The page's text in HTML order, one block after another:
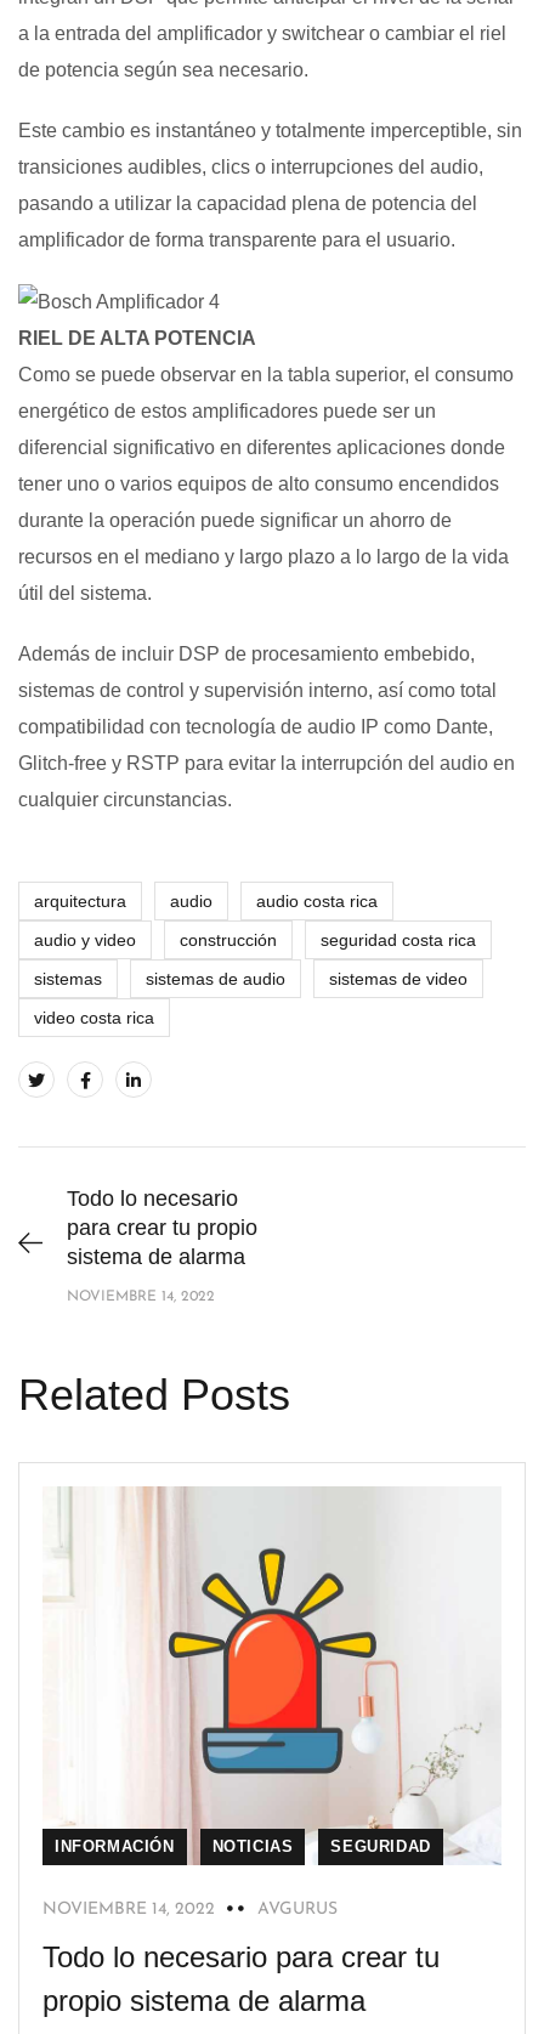
a la entrada del amplificador y switchear o cambiar el riel
de potencia según sea necesario.
Este cambio es instantáneo y totalmente imperceptible, sin
transiciones audibles, clics o interrupciones del audio,
pasando a utilizar la capacidad plena de potencia del
amplificador de forma transparente para el usuario.
RIEL DE ALTA POTENCIA
Como se puede observar en la tabla superior, el consumo
energético de estos amplificadores puede ser un
diferencial significativo en diferentes aplicaciones donde
tener uno o varios equipos de alto consumo encendidos
durante la operación puede significar un ahorro de
recursos en el mediano y largo plazo a lo largo de la vida
útil del sistema.
Además de incluir DSP de procesamiento embebido,
sistemas de control y supervisión interno, así como total
compatibilidad con tecnología de audio IP como Dante,
Glitch-free y RSTP para evitar la interrupción del audio en
cualquier circunstancias.
arquitectura audio
audio costa rica
audio y video
construcción
seguridad costa rica
sistemas
sistemas de audio
sistemas de video
video costa rica
Todo lo necesario
para crear tu propio
sistema de alarma
NOVIEMBRE 14, 2022
Related Posts
INFORMACIÓN NOTICIAS SEGURIDAD
NOVIEMBRE 14, 2022 AVGURUS
Todo lo necesario para crear tu
propio sistema de alarma